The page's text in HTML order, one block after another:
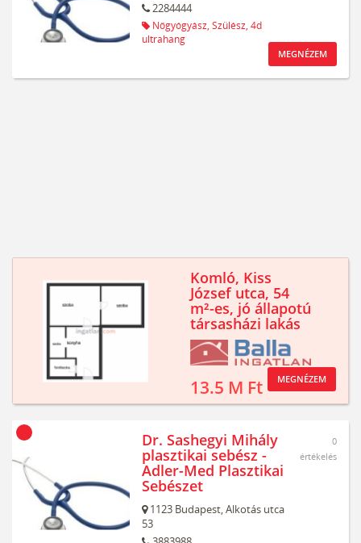
2284444
Nőgyógyász, Szülész, 4d
ultrahang
MEGNÉZEM
Komló, Kiss
József utca, 54
m²-es, jó állapotú
társasházi lakás
13.5 M Ft MEGNÉZEM
Dr. Sashegyi Mihály
plasztikai sebész -
Adler-Med Plasztikai
Sebészet
1123 Budapest,Alkotás utca
53
0
értékelés